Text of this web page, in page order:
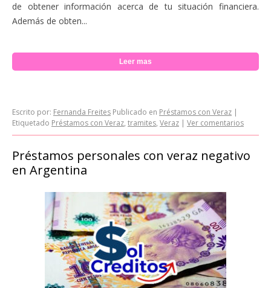
de obtener información acerca de tu situación financiera.
Además de obten...
Leer mas
Escrito por: Fernanda Freites Publicado en Préstamos con Veraz |
Etiquetado Préstamos con Veraz, tramites, Veraz | Ver comentarios
Préstamos personales con veraz negativo
en Argentina